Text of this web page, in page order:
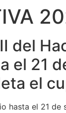
del
el 21
el
hasta el 21